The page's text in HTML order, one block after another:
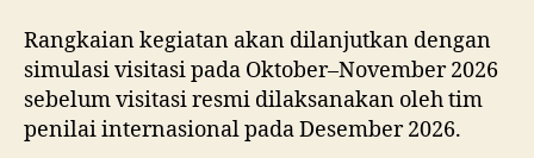
Rangkaian kegiatan akan dilanjutkan dengan
simulasi visitasi pada Oktober–November 2026
sebelum visitasi resmi dilaksanakan oleh tim
penilai internasional pada Desember 2026.